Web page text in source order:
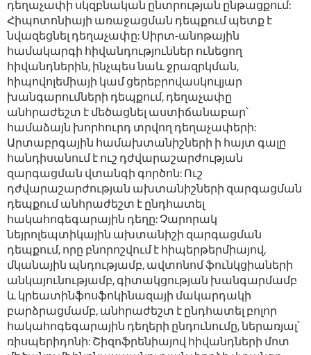
դեղաչափի սկզբնական ընտրության ընթացքում:
Հիպոտոնիայի առաջացման դեպքում պետք է
նվազեցնել դեղաչափը: Սիրտ-անոթային
համակարգի հիվանդություններ ունեցող
հիվանդներին, ինչպես նաև ջրազրկման,
հիպովոլեմիայի կամ ցերեբրովասկուլյար
խանգարումների դեպքում, դեղաչափը
անհրաժեշտ է մեծացնել աստիճանաբար՝
համաձայն խորհուրդ տրվող դեղաչափերի:
Արտաբրգային համախտանիշների ի հայտ գալը
հանդիսանում է ուշ դժվարաշարժության
զարգացման վտանգի գործոն: Ուշ
դժվարաշարժության ախտանիշների զարգացման
դեպքում անհրաժեշտ է ընդհատել
հակահոգեգարային դեղը: Չարորակ
նեյրոլեպտիկային ախտանիշի զարգացման
դեպքում, որը բնորոշվում է հիպերթերմիայով,
մկանային պնդությամբ, ավտոնոմ ֆունկցիաների
անկայունությամբ, գիտակցության խանգարմամբ
և կրեատինֆոսֆոկինազայի մակարդակի
բարձրացմամբ, անհրաժեշտ է ընդհատել բոլոր
հակահոգեգարային դեղերի ընդունումը, ներառյալ՝
ռիսպերիդոնի: Շիզոֆրենիայով հիվանդների մոտ